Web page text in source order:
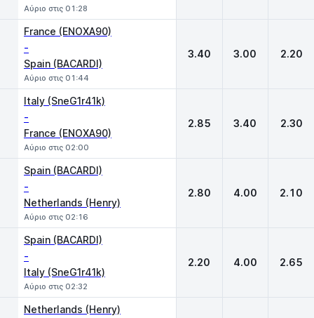
Αύριο στις 01:28
France (ENOXA90)
-
Spain (BACARDI)
Αύριο στις 01:44
3.40 3.00 2.20
Italy (SneG1r41k)
-
France (ENOXA90)
Αύριο στις 02:00
2.85 3.40 2.30
Spain (BACARDI)
-
Netherlands (Henry)
Αύριο στις 02:16
2.80 4.00 2.10
Spain (BACARDI)
-
Italy (SneG1r41k)
Αύριο στις 02:32
2.20 4.00 2.65
Netherlands (Henry)